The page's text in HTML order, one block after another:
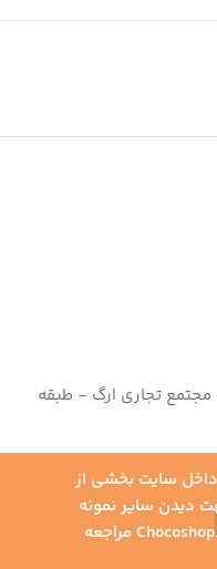
تجاری ارگ - طبقه
داخل سایت بخشی از
دیدن سایر نمونه
ها به پیج اینستاگرام Chocoshop_decor مراجعه